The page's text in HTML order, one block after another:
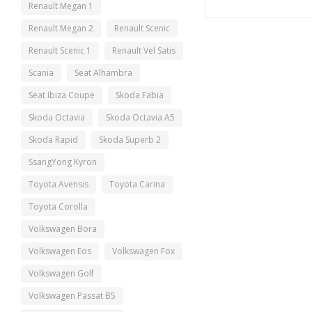
Renault Megan 1
Renault Megan 2
Renault Scenic
Renault Scenic 1
Renault Vel Satis
Scania
Seat Alhambra
Seat Ibiza Coupe
Skoda Fabia
Skoda Octavia
Skoda Octavia A5
Skoda Rapid
Skoda Superb 2
SsangYong Kyron
Toyota Avensis
Toyota Carina
Toyota Corolla
Volkswagen Bora
Volkswagen Eos
Volkswagen Fox
Volkswagen Golf
Volkswagen Passat B5